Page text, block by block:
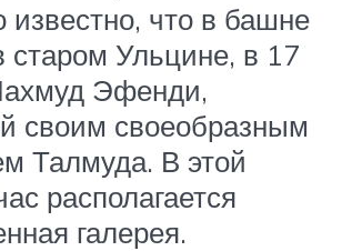
известно, что в башне
Ульцине, в 17
Эфенди,
своим своеобразным
Талмуда. В этой
располагается
галерея.